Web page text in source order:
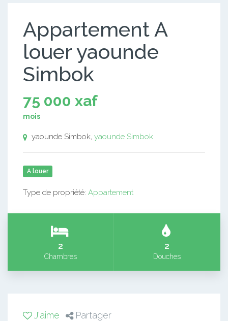
Appartement A
louer yaounde
Simbok
75 000 xaf
mois
yaounde Simbok, yaounde Simbok
A louer
Type de propriété: Appartement
2
Chambres
2
Douches
J'aime Partager